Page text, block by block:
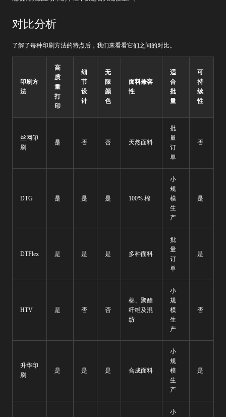
对比分析
了解了每种印刷方法的特点后，我们来看看它们之间的对比。
印刷方
法
高
质
量
打
印
细
节
设
计
无
限
颜
色
面料兼容
性
适
合
批
量
可
持
续
性
丝网印
刷
是 否 否 天然面料
批
量
订
单
否
DTG 是 是 是 100% 棉
小
规
模
生
产
是
DTFlex 是 是 是 多种面料
批
量
订
单
是
HTV 是 否 否
棉、聚酯
纤维及混
纺
小
规
模
生
产
否
升华印
刷
是 是 是 合成面料
小
规
模
生
产
是
小